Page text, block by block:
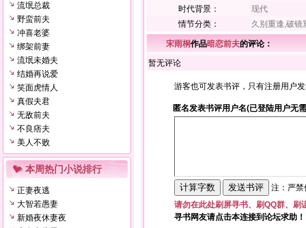
流氓总裁
野蛮前夫
冲喜老婆
绑架前妻
流氓未婚夫
结婚再说爱
笑面虎情人
真假夫君
无敌前夫
不良痞夫
美人不败
本周热门小说排行
正妻夜逃
大智若愚妻
新婚夜休妻夜
时代背景：
现代
情节分类：
久别重逢,破镜
宋雨桐作品暗恋前夫的评论：
暂无评论
游客也可发表书评，只有注册用户
匿名发表书评用户名(已登陆用户无
注：严
请勿在此处刷屏寻书、刷QQ群、刷
寻书网友请点击本连接到论坛求助！